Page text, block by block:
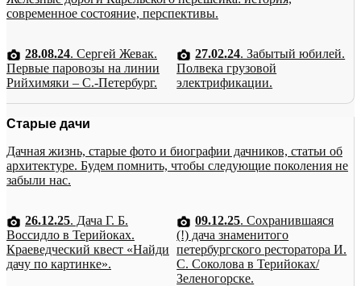
современное состояние, перспективы.
28.08.24. Сергей Жевак.
Первые паровозы на линии
Рийхимяки – С.-Петербург.
27.02.24. Забытый юбилей.
Полвека грузовой
электрификации.
Старые дачи
Дачная жизнь, старые фото и биографии дачников, статьи об
архитектуре. Будем помнить, чтобы следующие поколения не
забыли нас.
26.12.25. Дача Г. Б.
Воссидло в Терийоках.
Краеведческий квест «Найди
дачу по картинке».
09.12.25. Сохранившаяся
(!) дача знаменитого
петербургского ресторатора И.
С. Соколова в Терийоках/
Зеленогорске.